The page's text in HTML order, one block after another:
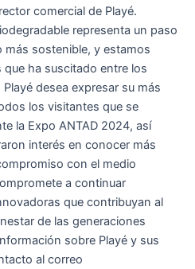
comercial de Playé.
representa un paso
más sostenible, y estamos
ha suscitado entre los
desea expresar su más
los visitantes que se
la Expo ANTAD 2024, así
interés en conocer más
con el medio
a continuar
que contribuyan al
de las generaciones
sobre Playé y sus
al correo